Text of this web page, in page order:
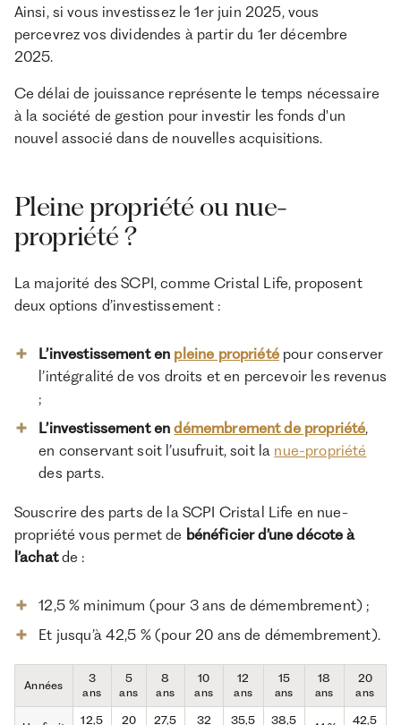
Ainsi, si vous investissez le 1er juin 2025, vous
percevrez vos dividendes à partir du 1er décembre
2025.
Ce délai de jouissance représente le temps nécessaire
à la société de gestion pour investir les fonds d'un
nouvel associé dans de nouvelles acquisitions.
Pleine propriété ou nue-
propriété ?
La majorité des SCPI, comme Cristal Life, proposent
deux options d’investissement :
L’investissement en pleine propriétépour conserver
l’intégralité de vos droits et en percevoir les revenus
;
L’investissement endémembrement de propriété,
en conservant soit l’usufruit, soit la nue-propriété
des parts.
Souscrire des parts de la SCPI Cristal Life en nue-
propriété vous permet de bénéficier d’une décote à
l’achatde :
12,5 % minimum (pour 3 ans de démembrement) ;
Et jusqu’à 42,5 % (pour 20 ans de démembrement).
Années
3
ans
5
ans
8
ans
10
ans
12
ans
15
ans
18
ans
20
ans
12,5 20 27,5 32 35,5 38,5 42,5